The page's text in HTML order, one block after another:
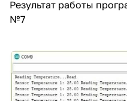
Результат работы
№7